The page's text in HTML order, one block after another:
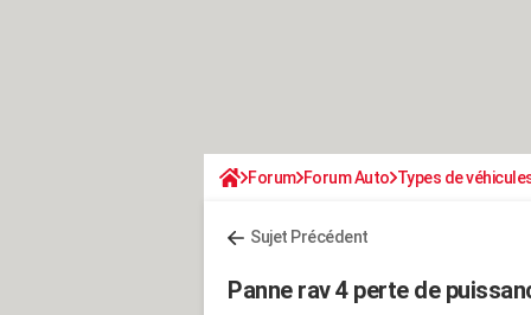
Forum Forum Auto Types de
Sujet Précédent
Panne rav 4 perte de